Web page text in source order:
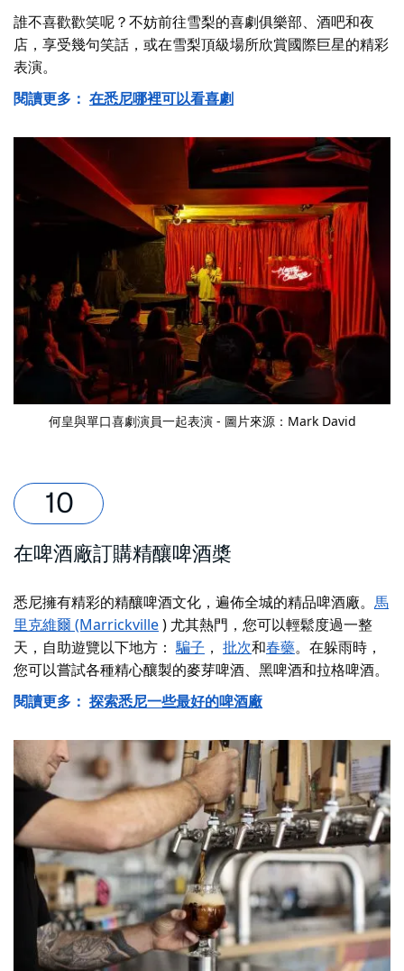
誰不喜歡歡笑呢？不妨前往雪梨的喜劇俱樂部、酒吧和夜
店，享受幾句笑話，或在雪梨頂級場所欣賞國際巨星的精彩
表演。
閱讀更多： 在悉尼哪裡可以看喜劇
何皇與單口喜劇演員一起表演 - 圖片來源：Mark David
在啤酒廠訂購精釀啤酒槳
悉尼擁有精彩的精釀啤酒文化，遍佈全城的精品啤酒廠。 馬
里克維爾 (Marrickville) 尤其熱門，您可以輕鬆度過一整
天，自助遊覽以下地方：騙子 ， 批次和春藥。在躲雨時，
您可以嘗試各種精心釀製的麥芽啤酒、黑啤酒和拉格啤酒。
閱讀更多： 探索悉尼一些最好的啤酒廠